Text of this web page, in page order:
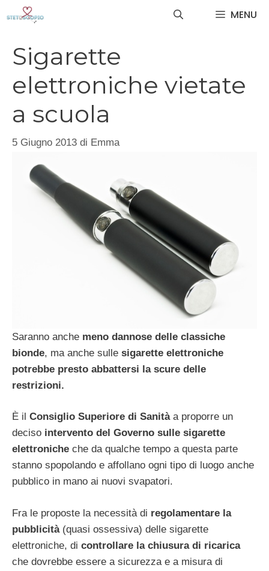
MENU
Sigarette
elettroniche vietate
a scuola
5 Giugno 2013 di Emma
Saranno anche meno dannose delle classiche
bionde, ma anche sulle sigarette elettroniche
potrebbe presto abbattersi la scure delle
restrizioni.
È il Consiglio Superiore di Sanità a proporre un
deciso intervento del Governo sulle sigarette
elettroniche che da qualche tempo a questa parte
stanno spopolando e affollano ogni tipo di luogo anche
pubblico in mano ai nuovi svapatori.
Fra le proposte la necessità di regolamentare la
pubblicità (quasi ossessiva) delle sigarette
elettroniche, di controllare la chiusura di ricarica
che dovrebbe essere a sicurezza e a misura di